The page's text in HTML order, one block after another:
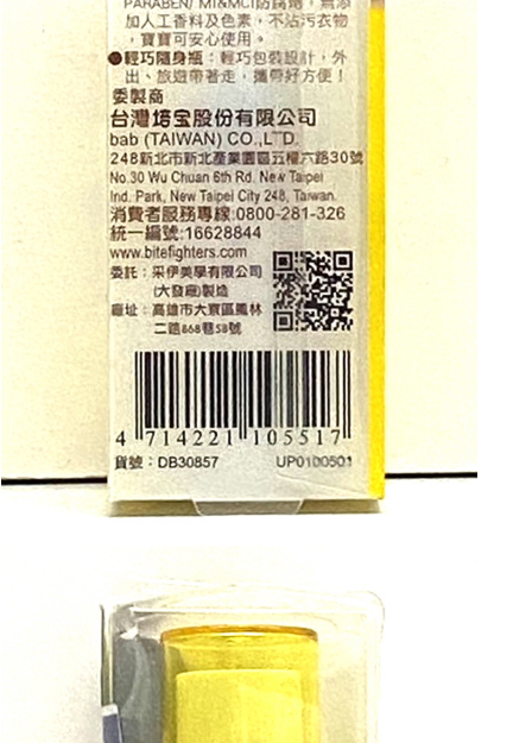
時審查核予不同之上限額度；若仍有額度不足之情形，本公司將視審查結果
請求用戶進行身份認證。
５．嚴禁一人註冊多個帳號或使用他人資訊註冊。若發現惡意使用之情形，
恩沛科技股份有限公司將有權停止該用戶之使用額度並採取法律行動。